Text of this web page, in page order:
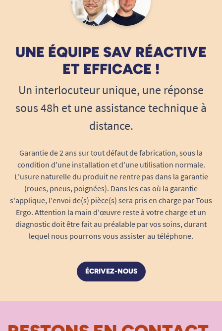
UNE ÉQUIPE SAV RÉACTIVE
ET EFFICACE !
Un interlocuteur unique, une réponse
sous 48h et une assistance technique à
distance.
Garantie de 2 ans sur tout défaut de fabrication, sous la
condition d'une installation et d'une utilisation normale.
L'usure naturelle du produit ne rentre pas dans la garantie
(roues, pneus, poignées). Dans les cas où la garantie
s'applique, l'envoi de(s) pièce(s) sera pris en charge par Tous
Ergo. Attention la main d'œuvre reste à votre charge et un
diagnostic doit être fait au préalable par vos soins, durant
lequel nous pourrons vous assister au téléphone.
ÉCRIVEZ-NOUS